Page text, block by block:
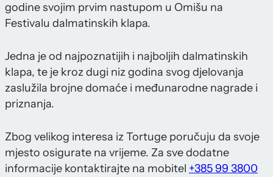
godine svojim prvim nastupom u Omišu na
Festivalu dalmatinskih klapa.
Jedna je od najpoznatijih i najboljih dalmatinskih
klapa, te je kroz dugi niz godina svog djelovanja
zaslužila brojne domaće i međunarodne nagrade i
priznanja.
Zbog velikog interesa iz Tortuge poručuju da svoje
mjesto osigurate na vrijeme. Za sve dodatne
informacije kontaktirajte na mobitel +385 99 3800